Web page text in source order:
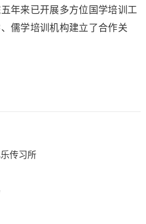
年来已开展多方位国学培训工
儒学培训机构建立了合作关
传习所